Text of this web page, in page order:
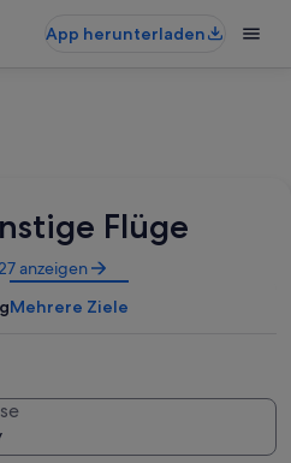
App herunterladen
Flüge
anzeigen
Mehrere Ziele